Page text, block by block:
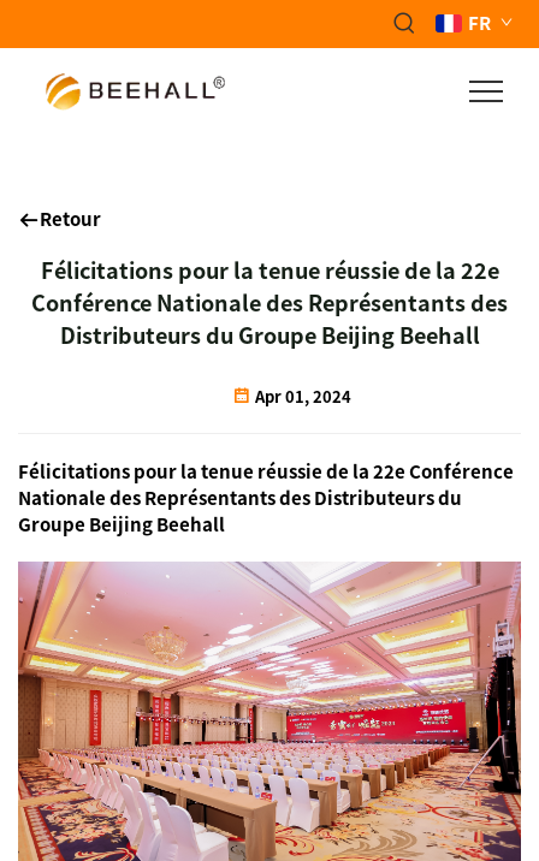
FR
Retour
Félicitations pour la tenue réussie de la 22e
Conférence Nationale des Représentants des
Distributeurs du Groupe Beijing Beehall
Apr 01, 2024
Félicitations pour la tenue réussie de la 22e Conférence
Nationale des Représentants des Distributeurs du
Groupe Beijing Beehall